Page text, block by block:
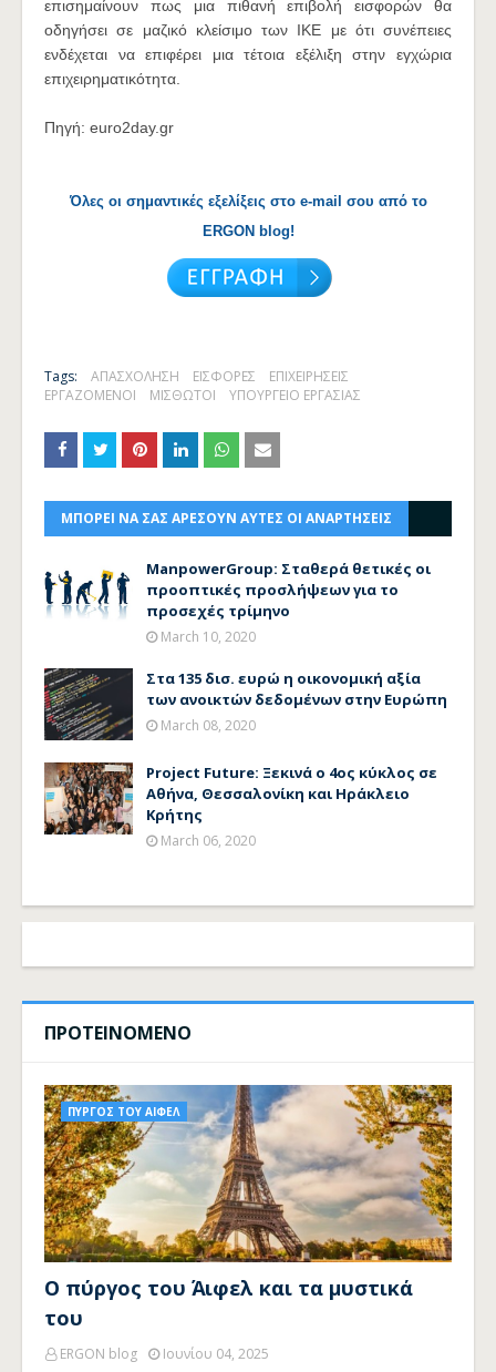
επισημαίνουν πως μια πιθανή επιβολή εισφορών θα
οδηγήσει σε μαζικό κλείσιμο των ΙΚΕ με ότι συνέπειες
ενδέχεται να επιφέρει μια τέτοια εξέλιξη στην εγχώρια
επιχειρηματικότητα.
Πηγή: euro2day.gr
Όλες οι σημαντικές εξελίξεις στο e-mail σου από το
ERGON blog!
Tags: ΑΠΑΣΧΟΛΗΣΗ ΕΙΣΦΟΡΕΣ
ΕΠΙΧΕΙΡΗΣΕΙΣ
ΕΡΓΑΖΟΜΕΝΟΙ
ΜΙΣΘΩΤΟΙ ΥΠΟΥΡΓΕΙΟ ΕΡΓΑΣΙΑΣ
ΜΠΟΡΕΙ ΝΑ ΣΑΣ ΑΡΕΣΟΥΝ ΑΥΤΕΣ ΟΙ ΑΝΑΡΤΗΣΕΙΣ
ManpowerGroup: Σταθερά θετικές οι
προοπτικές προσλήψεων για το
προσεχές τρίμηνο
March 10, 2020
Στα 135 δισ. ευρώ η οικονομική αξία
των ανοικτών δεδομένων στην Ευρώπη
March 08, 2020
Project Future: Ξεκινά ο 4ος κύκλος σε
Αθήνα, Θεσσαλονίκη και Ηράκλειο
Κρήτης
March 06, 2020
ΠΡΟΤΕΙΝΟΜΕΝΟ
ΠΥΡΓΟΣ ΤΟΥ ΑΙΦΕΛ
Ο πύργος του Άιφελ και τα μυστικά
του
ERGON blog
Ιουνίου 04, 2025